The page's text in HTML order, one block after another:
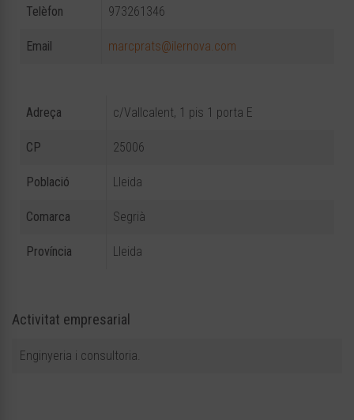
Telèfon 973261346
Email marcprats@ilernova.com
Adreça c/Vallcalent, 1 pis 1 porta E
CP 25006
Població Lleida
Comarca Segrià
Província Lleida
Activitat empresarial
Enginyeria i consultoria.